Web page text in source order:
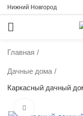
Нижний Новгород
Главная
Дачные дома
Каркасный дачный